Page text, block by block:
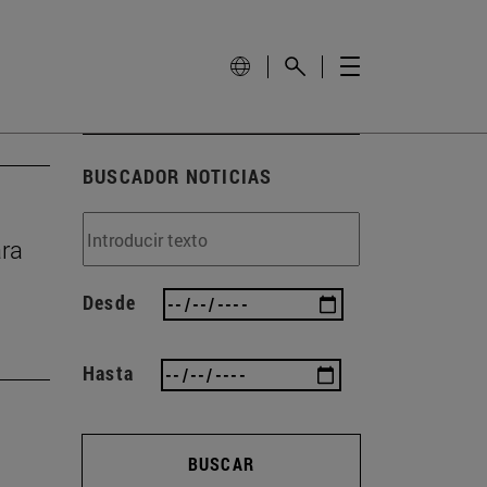
BUSCADOR NOTICIAS
Desde
Hasta
BUSCAR